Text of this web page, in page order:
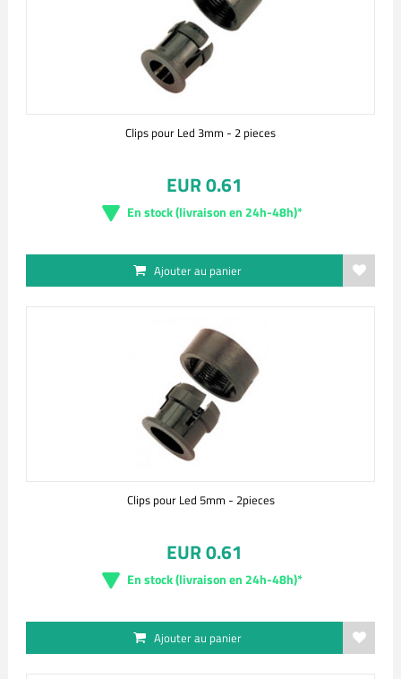
Clips pour Led 3mm - 2 pieces
EUR 0.61
En stock (livraison en 24h-48h)*
Ajouter au panier
Clips pour Led 5mm - 2pieces
EUR 0.61
En stock (livraison en 24h-48h)*
Ajouter au panier